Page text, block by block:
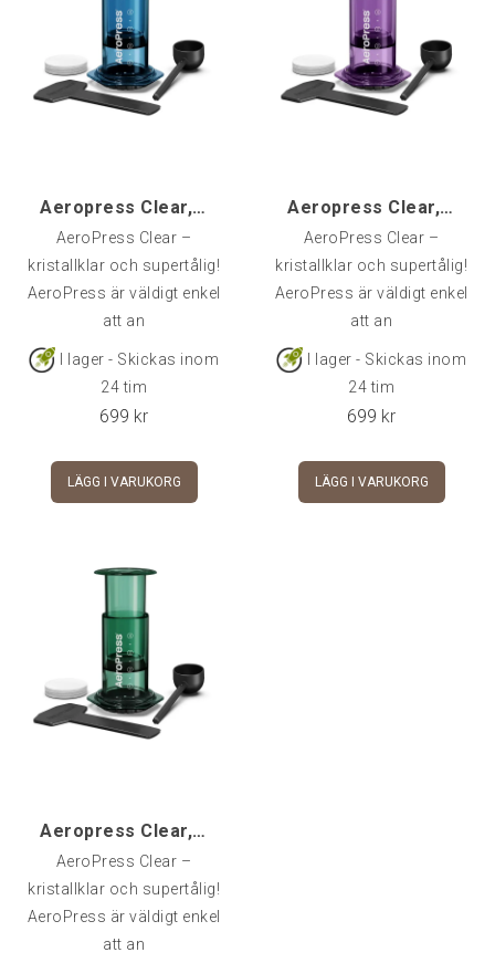
Aeropress Clear, Blue
AeroPress Clear –
kristallklar och supertålig!
AeroPress är väldigt enkel
att an
I lager - Skickas inom
24 tim
699 kr
LÄGG I VARUKORG
Aeropress Clear, Purple
AeroPress Clear –
kristallklar och supertålig!
AeroPress är väldigt enkel
att an
I lager - Skickas inom
24 tim
699 kr
LÄGG I VARUKORG
Aeropress Clear, Green
AeroPress Clear –
kristallklar och supertålig!
AeroPress är väldigt enkel
att an